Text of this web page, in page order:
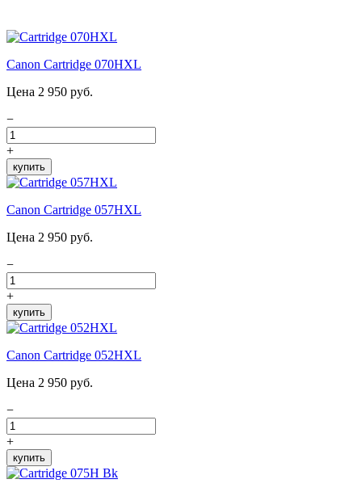
Canon Cartridge 070HXL
Цена 2 950 руб.
−
+
купить
Canon Cartridge 057HXL
Цена 2 950 руб.
−
+
купить
Canon Cartridge 052HXL
Цена 2 950 руб.
−
+
купить